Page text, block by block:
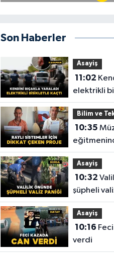
Son Haberler
Asayiş
11:02
elektrikli
Bilim ve
10:35
sistemler
çeken proje
Asayiş
10:32
şüpheli
harekete
Asayiş
10:16
verdi